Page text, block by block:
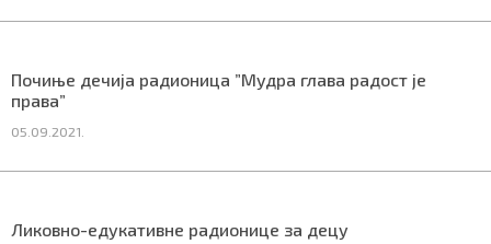
Почиње дечија радионица ”Мудра глава радост је
права”
05.09.2021.
Ликовно-едукативне радионице за децу